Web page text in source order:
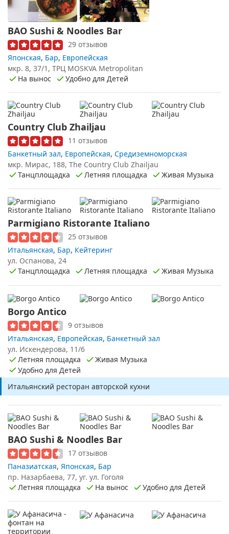
BAO Sushi & Noodles Bar
29 отзывов
Японская, Бар, Европейская
мкр. 8, 37/1, ТРЦ MOSKVA Metropolitan
На вынос
Удобно для Детей
Country Club Zhailjau
11 отзывов
Банкетный зал, Европейская, Средиземноморская
мкр. Мирас, 188, The Country Club Zhailjau
Танцплощадка
Летняя площадка Живая Музыка
Parmigiano Ristorante Italiano
25 отзывов
Итальянская, Бар, Кейтеринг
ул. Оспанова, 24
Танцплощадка
Летняя площадка Живая Музыка
Borgo Antico
9 отзывов
Итальянская, Европейская, Банкетный зал
ул. Искендерова, 11/6
Летняя площадка
Живая Музыка
Удобно для Детей
Итальянский ресторан авторской кухни
BAO Sushi & Noodles Bar
17 отзывов
Паназиатская, Японская, Бар
пр. Назарбаева, 77, уг. ул. Гоголя
Летняя площадка
На вынос Удобно для Детей